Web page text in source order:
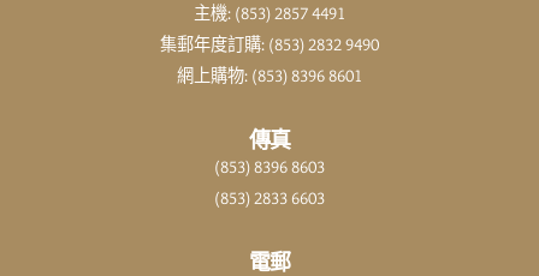
主機: (853) 2857 4491
集郵年度訂購: (853) 2832 9490
網上購物: (853) 8396 8601
傳真
(853) 8396 8603
(853) 2833 6603
電郵